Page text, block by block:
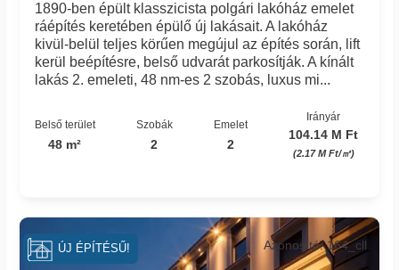
1890-ben épült klasszicista polgári lakóház emelet
ráépítés keretében épülő új lakásait. A lakóház
kivül-belül teljes körűen megújul az építés során, lift
kerül beépítésre, belső udvarát parkosítják. A kínált
lakás 2. emeleti, 48 nm-es 2 szobás, luxus mi...
Belső terület
48 m²
Szobák
2
Emelet
2
Irányár
104.14 M Ft
(2.17 M Ft/㎡)
Azonosító: 164_cll
ÚJ ÉPÍTÉSŰ!